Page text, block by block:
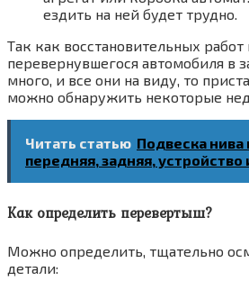
ездить на ней будет трудно.
Так как восстановительных
перевернувшегося автомобиля в
много, и все они на виду, то
можно обнаружить некоторые
Читать статью Подвеска
передняя, задняя, устройство
Как определить перевертыш?
Можно определить, тщательно
детали: